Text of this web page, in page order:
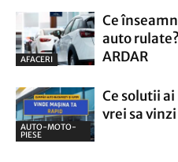
AFACERI
Ce
auto
ARDAR
AUTO-MOTO-
PIESE
Ce solutii
vrei sa